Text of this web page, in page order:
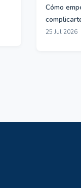
Cómo
25 Jul 2026